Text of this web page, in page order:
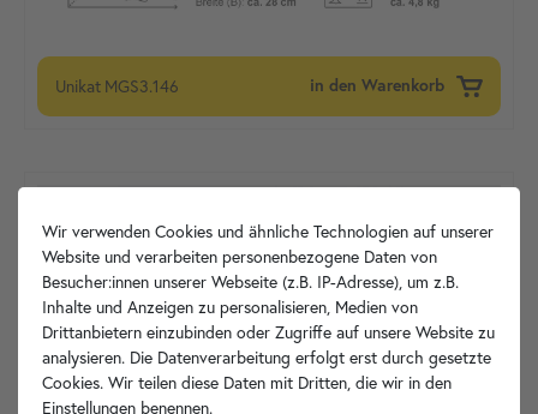
Unikat MGS3.146 in den Warenkorb
Wir verwenden Cookies und ähnliche Technologien auf unserer
Website und verarbeiten personenbezogene Daten von
Besucher:innen unserer Webseite (z.B. IP-Adresse), um z.B.
Inhalte und Anzeigen zu personalisieren, Medien von
Drittanbietern einzubinden oder Zugriffe auf unsere Website zu
analysieren. Die Datenverarbeitung erfolgt erst durch gesetzte
Cookies. Wir teilen diese Daten mit Dritten, die wir in den
Einstellungen benennen.